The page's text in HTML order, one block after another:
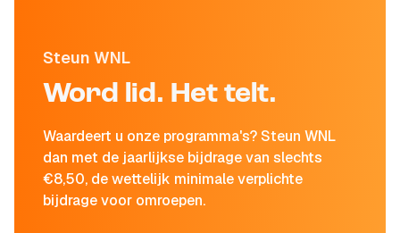
Steun WNL
Word lid. Het telt.
Waardeert u onze programma's? Steun WNL
dan met de jaarlijkse bijdrage van slechts
€8,50, de wettelijk minimale verplichte
bijdrage voor omroepen.